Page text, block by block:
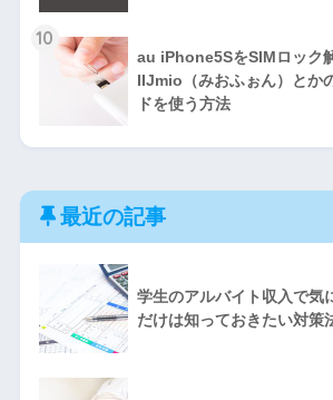
10
au iPhone5SをSIMロック
IIJmio（みおふぉん）とか
ドを使う方法
最近の記事
学生のアルバイト収入で気
だけは知っておきたい対策